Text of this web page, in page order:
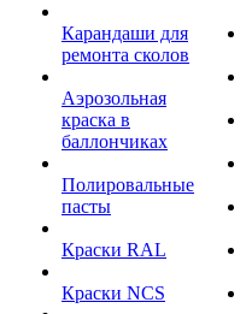
Карандаши для
ремонта сколов
Аэрозольная
краска в
баллончиках
Полировальные
пасты
Краски RAL
Краски NCS